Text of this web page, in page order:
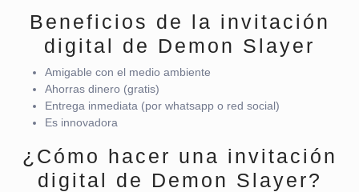
Beneficios de la invitación
digital de Demon Slayer
Amigable con el medio ambiente
Ahorras dinero (gratis)
Entrega inmediata (por whatsapp o red social)
Es innovadora
¿Cómo hacer una invitación
digital de Demon Slayer?